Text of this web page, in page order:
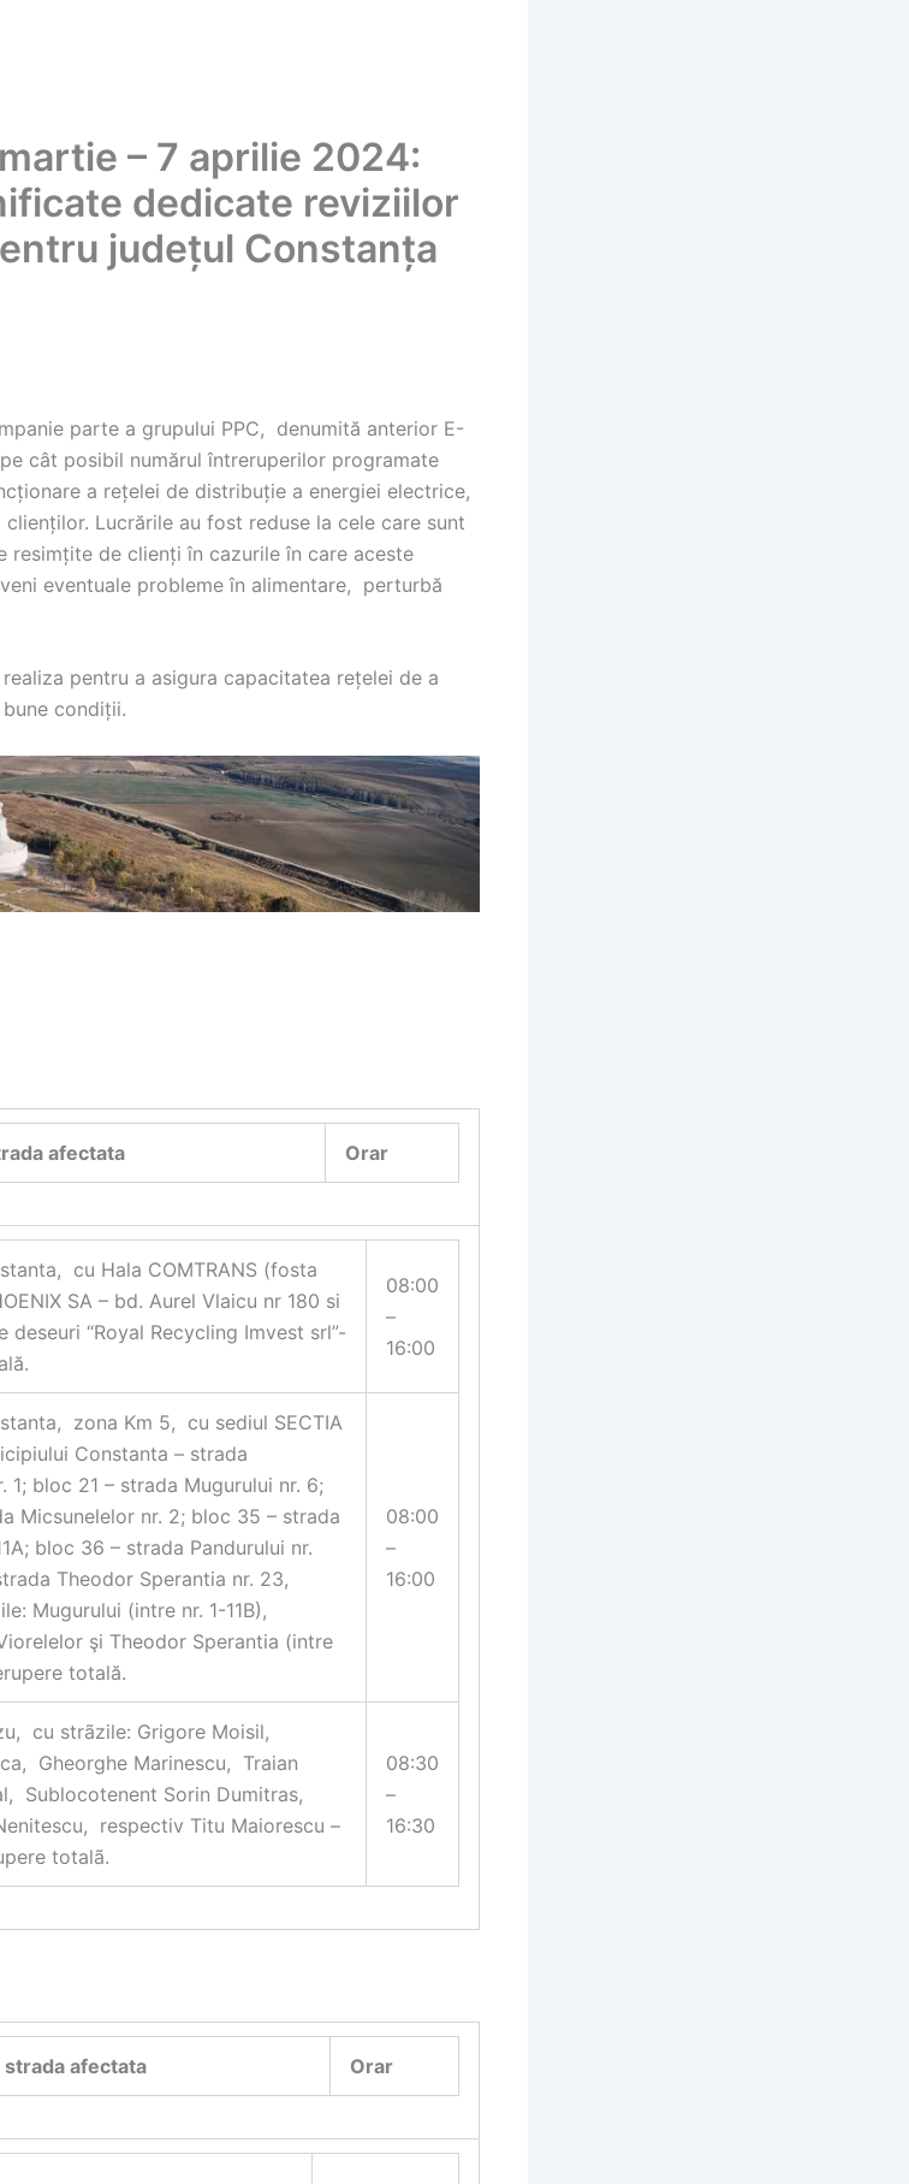
– 7 aprilie 2024:
dedicate reviziilor
județul Constanța
parte a grupului PPC, denumită anterior E-
cât posibil numărul întreruperilor programate
a rețelei de distribuție a energiei electrice,
Lucrările au fost reduse la cele care sunt
resimțite de clienți în cazurile în care aceste
eventuale probleme în alimentare, perturbă
pentru a asigura capacitatea rețelei de a
condiții.
afectata Orar
cu Hala COMTRANS (fosta
SA – bd. Aurel Vlaicu nr 180 si
deseuri “Royal Recycling Imvest srl”-
08:00
–
16:00
zona Km 5, cu sediul SECTIA
Constanta – strada
1; bloc 21 – strada Mugurului nr. 6;
Micsunelelor nr. 2; bloc 35 – strada
bloc 36 – strada Pandurului nr.
Theodor Sperantia nr. 23,
Mugurului (intre nr. 1-11B),
şi Theodor Sperantia (intre
totală.
08:00
–
16:00
cu strãzile: Grigore Moisil,
Gheorghe Marinescu, Traian
Sublocotenent Sorin Dumitras,
respectiv Titu Maiorescu –
totalã.
08:30
–
16:30
afectata Orar